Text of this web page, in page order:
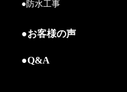
●防水工事
●お客様の声
●Q&A